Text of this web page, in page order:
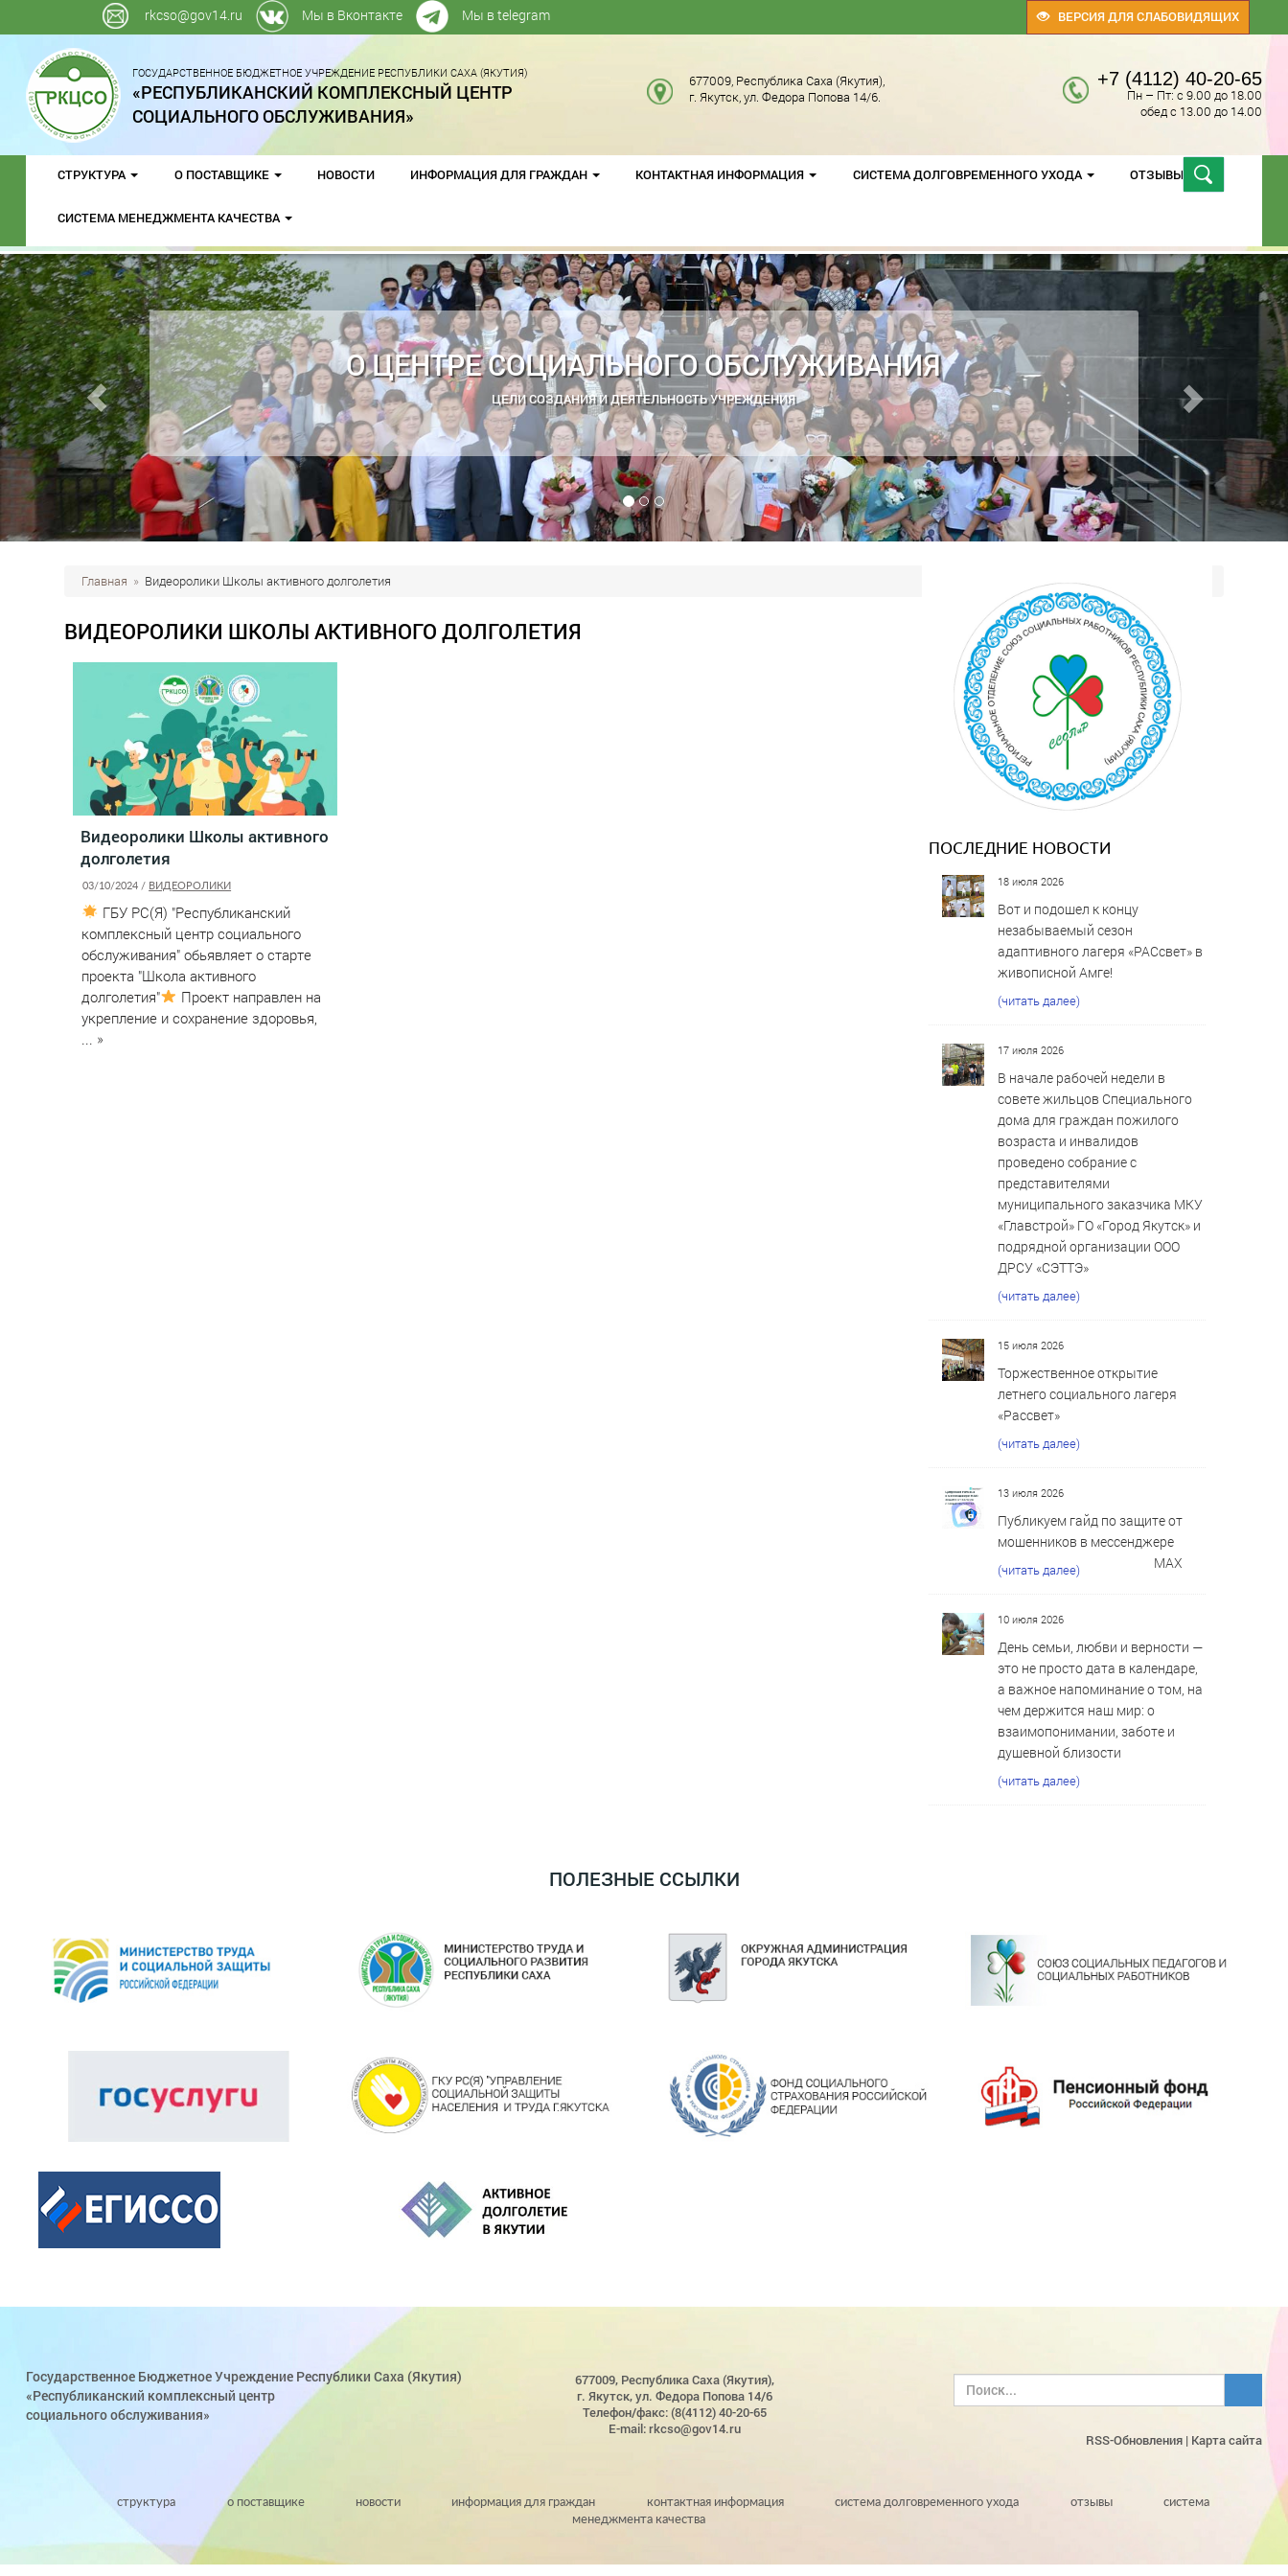
ВЕРСИЯ ДЛЯ СЛАБОВИДЯЩИХ
rkcso@gov14.ru Мы в Вконтакте Мы в telegram
ГОСУДАРСТВЕННОЕ БЮДЖЕТНОЕ УЧРЕЖДЕНИЕ РЕСПУБЛИКИ САХА (ЯКУТИЯ)
«РЕСПУБЛИКАНСКИЙ КОМПЛЕКСНЫЙ ЦЕНТР
СОЦИАЛЬНОГО ОБСЛУЖИВАНИЯ»
677009, Республика Саха (Якутия),
г. Якутск, ул. Федора Попова 14/6.
+7 (4112) 40-20-65
Пн – Пт: с 9.00 до 18.00
обед с 13.00 до 14.00
СТРУКТУРА О ПОСТАВЩИКЕ НОВОСТИ ИНФОРМАЦИЯ ДЛЯ ГРАЖДАН КОНТАКТНАЯ ИНФОРМАЦИЯ СИСТЕМА ДОЛГОВРЕМЕННОГО УХОДА ОТЗЫВЫ
СИСТЕМА МЕНЕДЖМЕНТА КАЧЕСТВА
О ЦЕНТРЕ СОЦИАЛЬНОГО
ЦЕЛИ СОЗДАНИЯ И ДЕЯТЕЛЬНОСТЬ УЧРЕЖДЕНИЯ
Главная » Видеоролики Школы активного долголетия
ВИДЕОРОЛИКИ ШКОЛЫ АКТИВНОГО ДОЛГОЛЕТИЯ
Видеоролики Школы активного
долголетия
03/10/2024 / ВИДЕОРОЛИКИ
ГБУ РС(Я) "Республиканский
комплексный центр социального
обслуживания" обьявляет о старте
проекта "Школа активного
долголетия"
Проект направлен на
укрепление и сохранение здоровья,
... »
ПОСЛЕДНИЕ НОВОСТИ
18 июля 2026
Вот и подошел к концу
незабываемый сезон
адаптивного лагеря «РАСсвет» в
живописной Амге!
(читать далее)
17 июля 2026
В начале рабочей недели в
совете жильцов Специального
дома для граждан пожилого
возраста и инвалидов
проведено собрание с
представителями
муниципального заказчика МКУ
«Главстрой» ГО «Город Якутск» и
подрядной организации ООО
ДРСУ «СЭТТЭ»
(читать далее)
15 июля 2026
Торжественное открытие
летнего социального лагеря
«Рассвет»
(читать далее)
13 июля 2026
Публикуем гайд по защите от
мошенников в мессенджере
MAX
(читать далее)
10 июля 2026
День семьи, любви и верности —
это не просто дата в календаре,
а важное напоминание о том, на
чем держится наш мир: о
взаимопонимании, заботе и
душевной близости
(читать далее)
ПОЛЕЗНЫЕ ССЫЛКИ
Государственное Бюджетное Учреждение Республики Саха (Якутия)
«Республиканский комплексный центр
социального обслуживания»
677009, Республика Саха (Якутия),
г. Якутск, ул. Федора Попова 14/6
Телефон/факс: (8(4112) 40-20-65
E-mail: rkcso@gov14.ru
RSS-Обновления | Карта сайта
структура о поставщике новости информация для граждан контактная информация система долговременного ухода отзывы
система
менеджмента качества